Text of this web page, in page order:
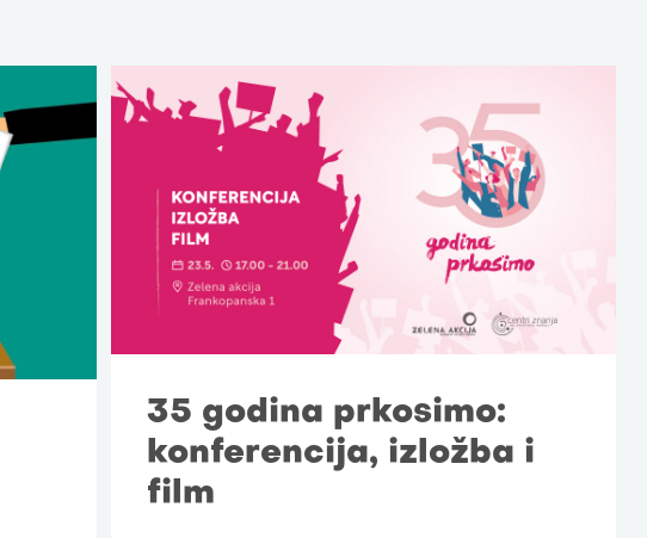
35 godina prkosimo:
konferencija, izložba i
film